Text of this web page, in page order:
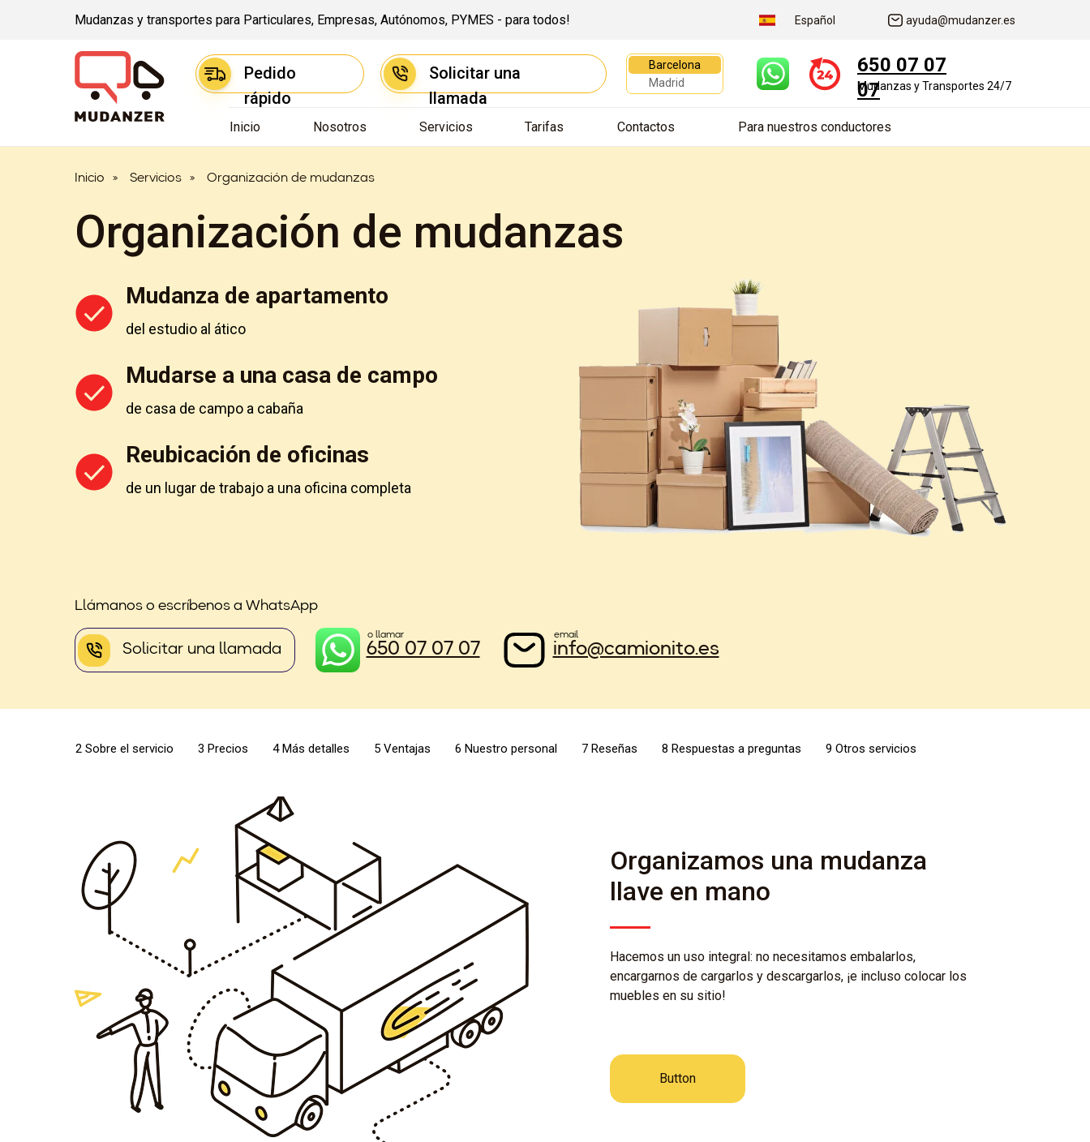
Mudanzas y transportes para Particulares, Empresas, Autónomos, PYMES - para todos! Español ayuda@mudanzer.es
Pedido
rápido
Solicitar una
llamada
650 07 07
07
Mudanzas y Transportes 24/7
Barcelona
Madrid
Inicio Nosotros Servicios Tarifas Para nuestros conductores
Contactos
Inicio » Servicios » Organización de mudanzas
Organización de mudanzas
Mudanza de apartamento
del estudio al ático
Mudarse a una casa de campo
de casa de campo a cabaña
Reubicación de oficinas
de un lugar de trabajo a una oficina completa
Solicitar una llamada
o llamar
650 07 07 07
email
info@camionito.es
Llámanos o escríbenos a WhatsApp
2 Sobre el servicio 3 Precios 4 Más detalles 5 Ventajas 6 Nuestro personal 7 Reseñas 8 Respuestas a preguntas 9 Otros servicios
Organizamos una mudanza
llave en mano
Hacemos un uso integral: no necesitamos embalarlos,
encargarnos de cargarlos y descargarlos, ¡e incluso colocar los
muebles en su sitio!
Button